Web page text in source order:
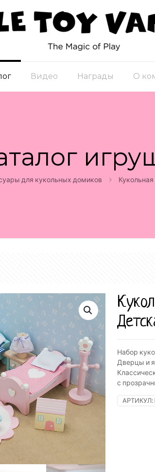
Видео Награды О
для кукольных домиков
Набор
Дверцы и
с
АРТИКУЛ: